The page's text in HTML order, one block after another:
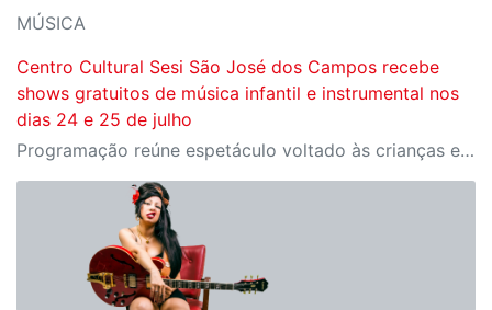
MÚSICA
Centro Cultural Sesi São José dos Campos recebe
shows gratuitos de música infantil e instrumental nos
dias 24 e 25 de julho
Programação reúne espetáculo voltado às crianças e homenagem a um dos grandes nomes do violão brasileiro